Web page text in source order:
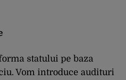
statului pe baza
Vom introduce audituri